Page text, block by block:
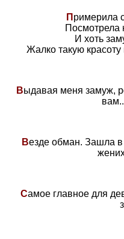
П римерила
Посмотрела
И хоть
Жалко такую
Выдавая меня замуж,
Везде обман. Зашла
Самое главное для